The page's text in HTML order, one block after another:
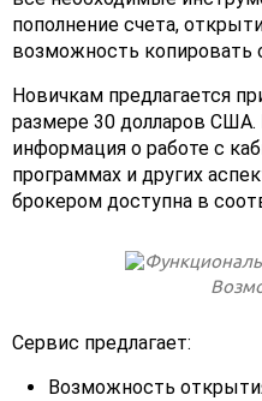
пополнение счета,
возможность копировать
Новичкам предлагается
размере 30 долларов США.
информация о работе с
программах и других
брокером доступна в
Сервис предлагает:
Возможность